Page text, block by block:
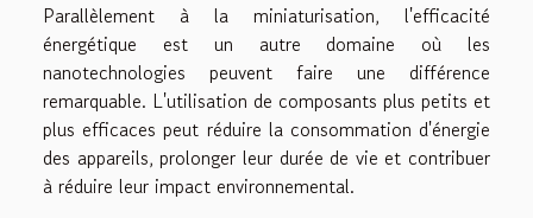
Parallèlement à la miniaturisation, l'efficacité
énergétique est un autre domaine où les
nanotechnologies peuvent faire une différence
remarquable. L'utilisation de composants plus petits et
plus efficaces peut réduire la consommation d'énergie
des appareils, prolonger leur durée de vie et contribuer
à réduire leur impact environnemental.